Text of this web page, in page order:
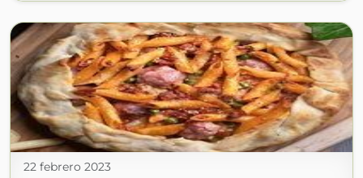
22 febrero 2023